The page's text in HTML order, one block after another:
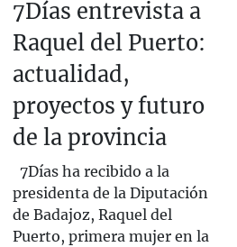
7Días entrevista a
Raquel del Puerto:
actualidad,
proyectos y futuro
de la provincia
7Días ha recibido a la
presidenta de la Diputación
de Badajoz, Raquel del
Puerto, primera mujer en la